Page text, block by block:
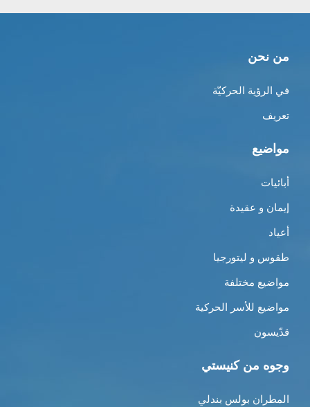
من نحن
في الرؤية الحركيّة
تعريف
مواضيع
أبائيات
إيمان و عقيدة
أعياد
طقوس و ليتورجيا
مواضيع مختلفة
مواضيع للأسر الحركية
قدّيسون
وجوه من كنيستي
المطران بولس بندلي